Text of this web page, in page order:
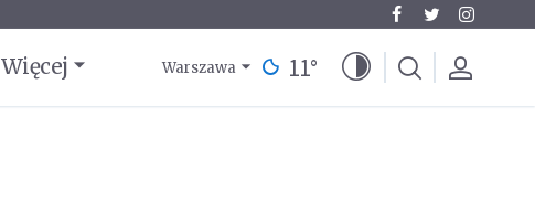
Więcej Warszawa 11°